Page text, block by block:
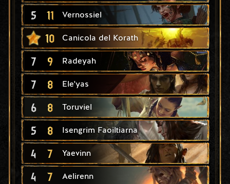
5 11 Vernossiel
10 Canicola del Korath
7 9 Radeyah
7 8 Ele'yas
6 8 Toruviel
5 8 Isengrim Faoiltiarna
4 7 Yaevinn
4 7 Aelirenn